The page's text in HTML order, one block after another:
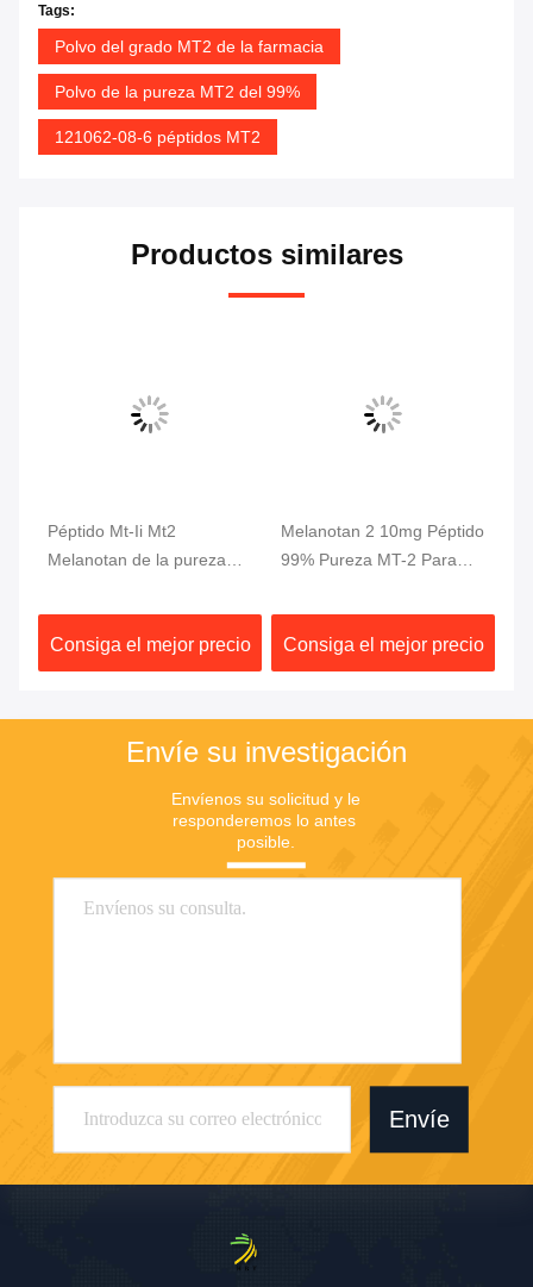
Tags:
Polvo del grado MT2 de la farmacia
Polvo de la pureza MT2 del 99%
121062-08-6 péptidos MT2
Productos similares
Péptido Mt-Ii Mt2
Melanotan de la pureza
péptidos para broncear de
la piel
Consiga el mejor precio
Melanotan 2 10mg Péptido
99% Pureza MT-2 Para
Consiga el mejor precio
Envíe su investigación
Envíenos su solicitud y le
responderemos lo antes
posible.
Envíe